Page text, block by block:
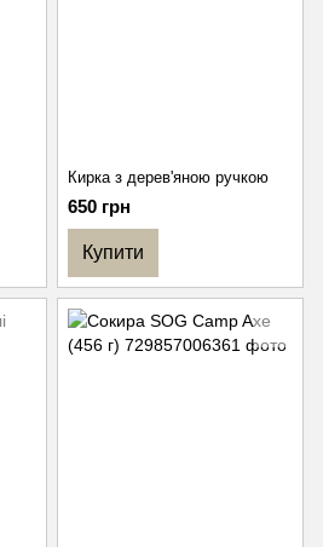
Кирка з дерев'яною ручкою
650 грн
Купити